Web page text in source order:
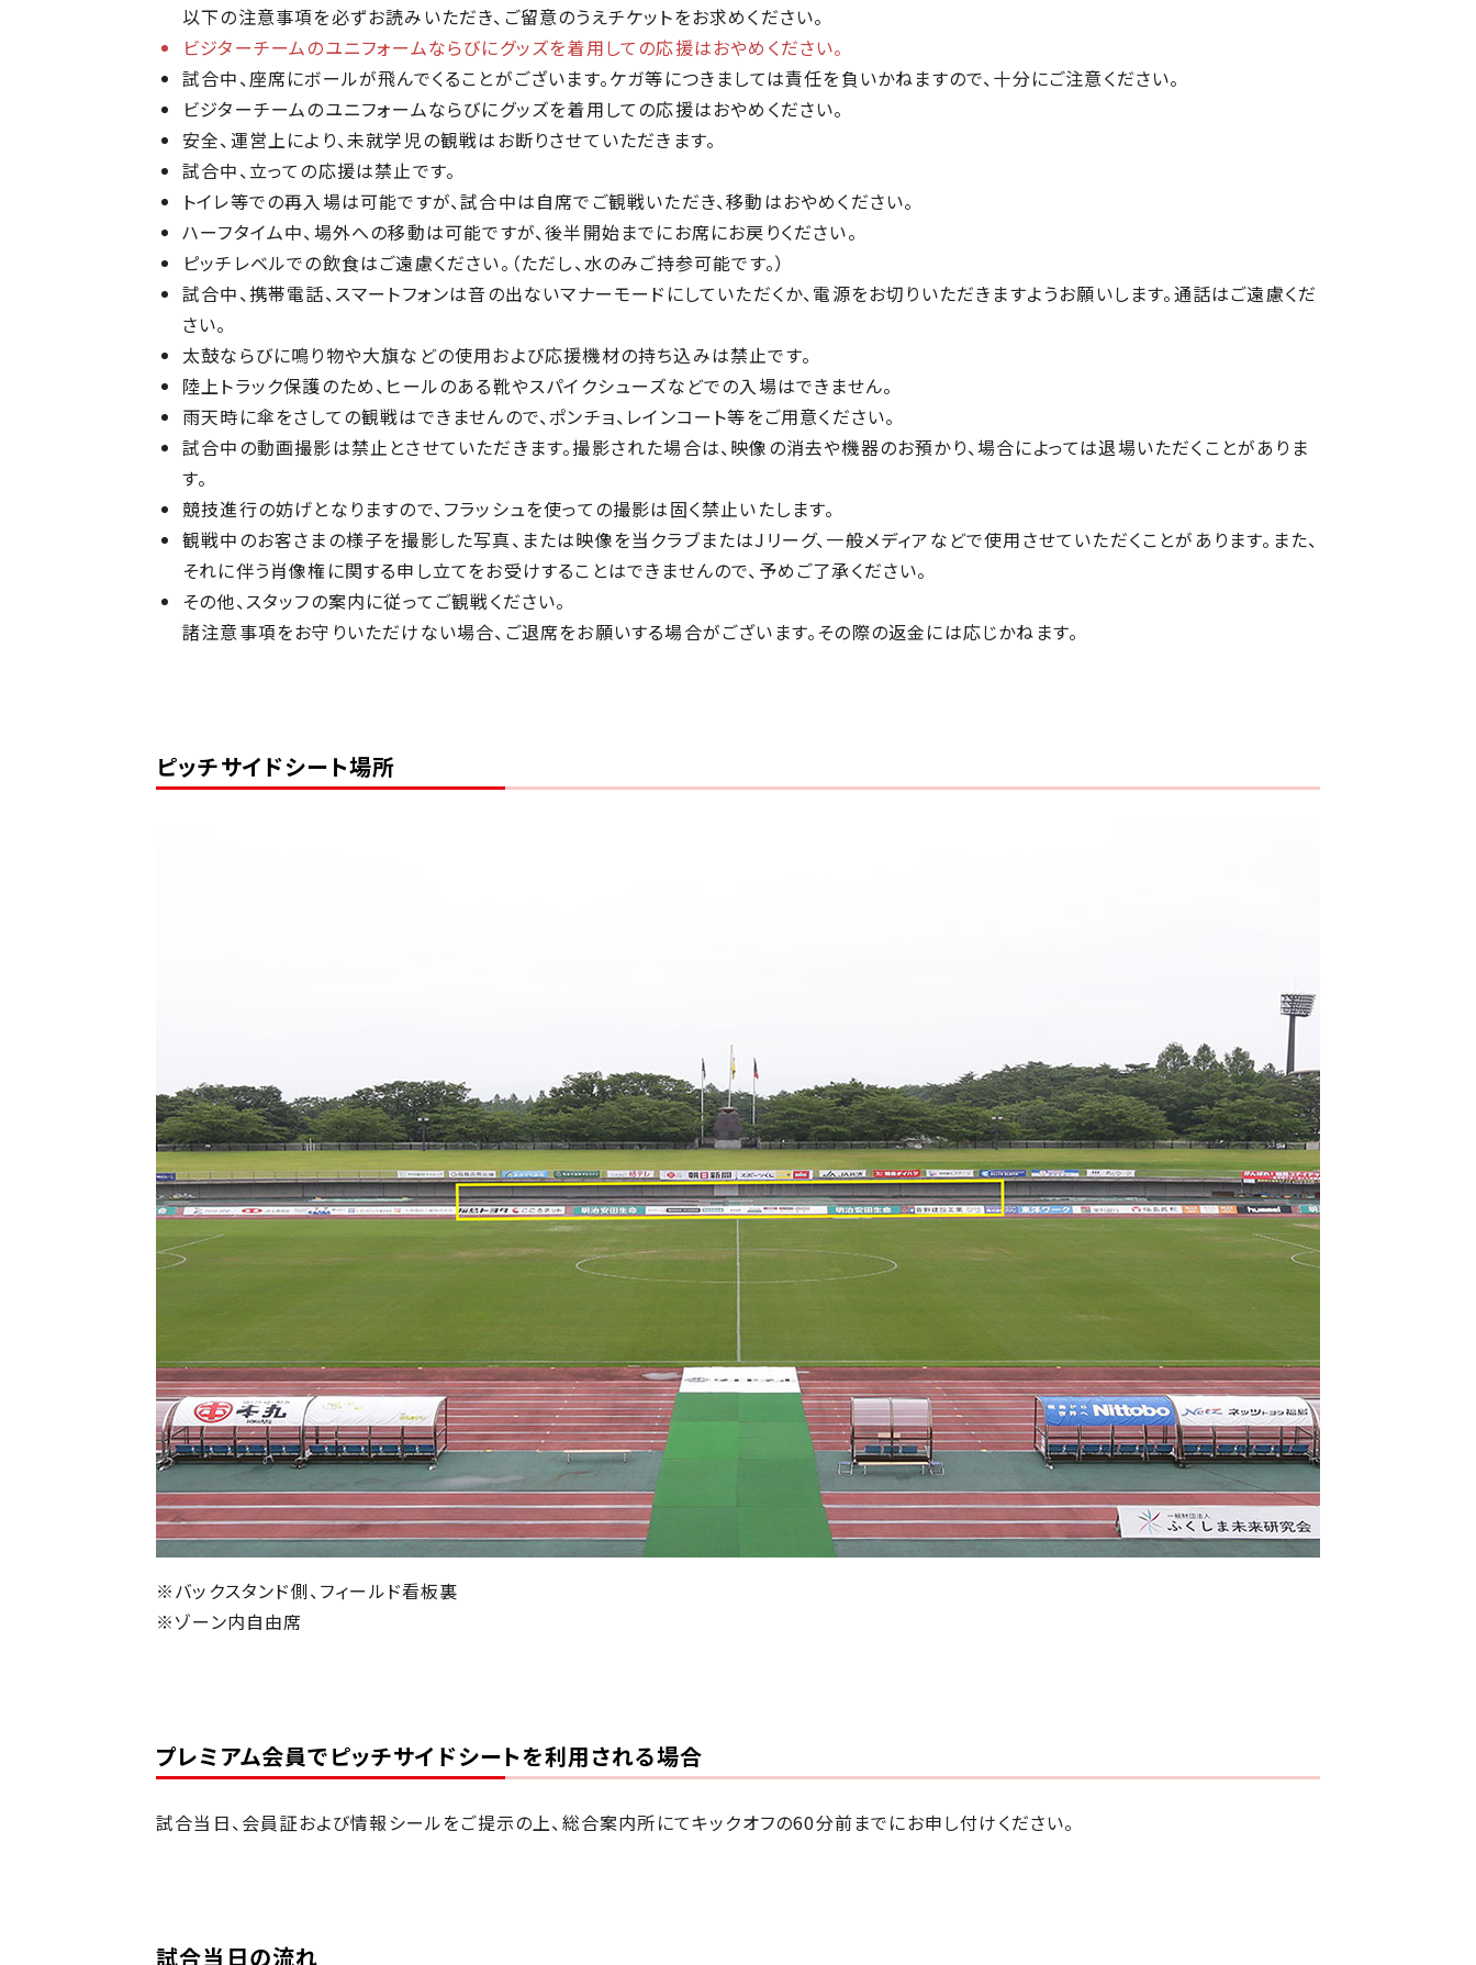
以下の注意事項を必ずお読みいただき、ご留意のうえチケットをお求めください。
ビジターチームのユニフォームならびにグッズを着用しての応援はおやめください。
試合中、座席にボールが飛んでくることがございます。ケガ等につきましては責任を負いかねますので、十分にご注意ください。
ビジターチームのユニフォームならびにグッズを着用しての応援はおやめください。
安全、運営上により、未就学児の観戦はお断りさせていただきます。
試合中、立っての応援は禁止です。
トイレ等での再入場は可能ですが、試合中は自席でご観戦いただき、移動はおやめください。
ハーフタイム中、場外への移動は可能ですが、後半開始までにお席にお戻りください。
ピッチレベルでの飲食はご遠慮ください。（ただし、水のみご持参可能です。）
試合中、携帯電話、スマートフォンは音の出ないマナーモードにしていただくか、電源をお切りいただきますようお願いします。通話はご遠慮くだ
さい。
太鼓ならびに鳴り物や大旗などの使用および応援機材の持ち込みは禁止です。
陸上トラック保護のため、ヒールのある靴やスパイクシューズなどでの入場はできません。
雨天時に傘をさしての観戦はできませんので、ポンチョ、レインコート等をご用意ください。
試合中の動画撮影は禁止とさせていただきます。撮影された場合は、映像の消去や機器のお預かり、場合によっては退場いただくことがありま
す。
競技進行の妨げとなりますので、フラッシュを使っての撮影は固く禁止いたします。
観戦中のお客さまの様子を撮影した写真、または映像を当クラブまたはJリーグ、一般メディアなどで使用させていただくことがあります。また、
それに伴う肖像権に関する申し立てをお受けすることはできませんので、予めご了承ください。
その他、スタッフの案内に従ってご観戦ください。
諸注意事項をお守りいただけない場合、ご退席をお願いする場合がございます。その際の返金には応じかねます。
ピッチサイドシート場所
※バックスタンド側、フィールド看板裏
※ゾーン内自由席
プレミアム会員でピッチサイドシートを利用される場合
試合当日、会員証および情報シールをご提示の上、総合案内所にてキックオフの60分前までにお申し付けください。
試合当日の流れ